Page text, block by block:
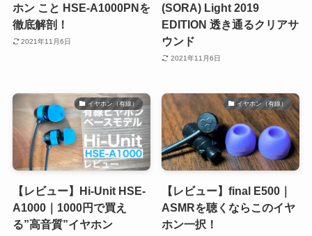
ホン こと HSE-A1000PNを
徹底解剖！
2021年11月6日
(SORA) Light 2019
EDITION 透き通るクリアサ
ウンド
2021年11月6日
イヤホン（有線）
【レビュー】Hi-Unit HSE-
A1000｜1000円で買え
る”高音質”イヤホン
イヤホン（有線）
【レビュー】final E500｜
ASMRを聴くならこのイヤ
ホン一択！